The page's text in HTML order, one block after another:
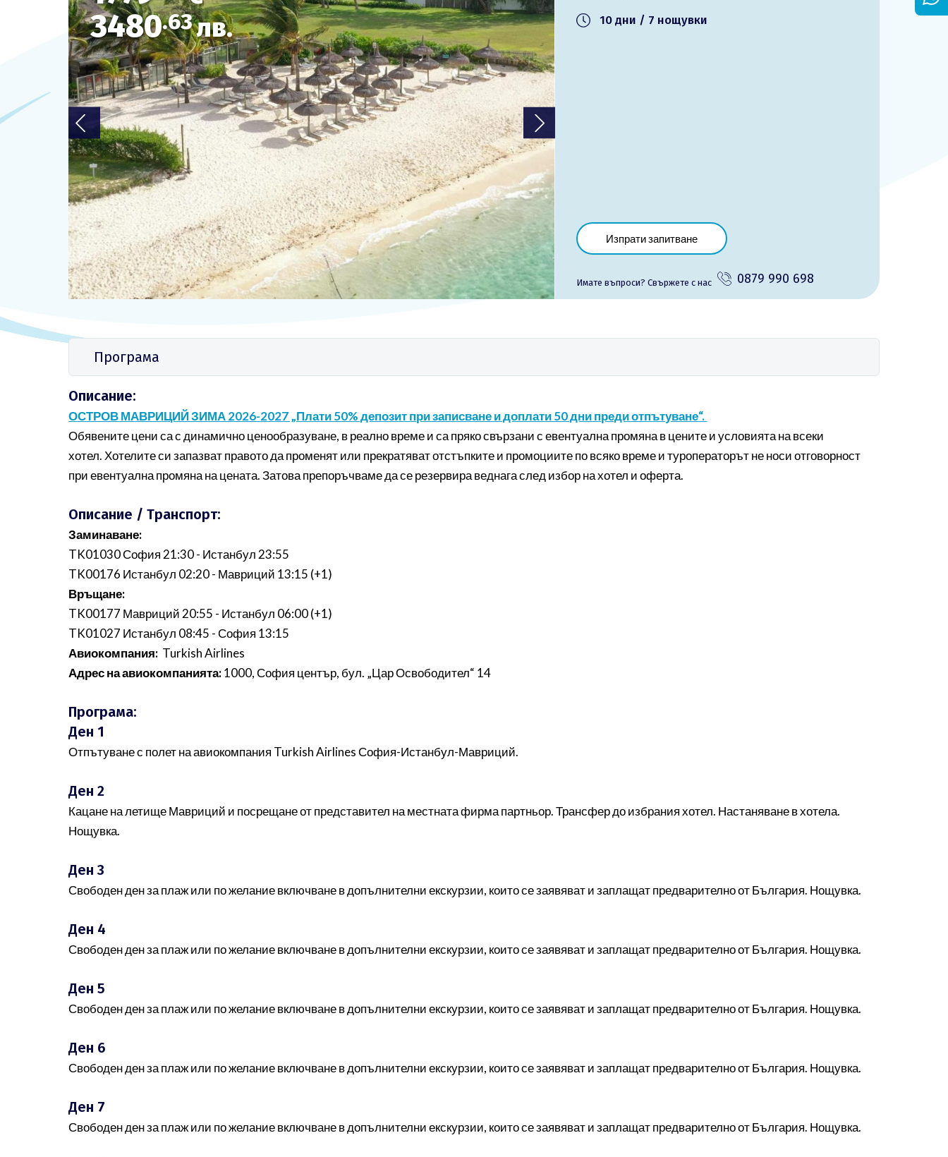
ОЩЕ
За нас - Ivi Travel
Лиценз
Банкова сметка
Общи условия
Политика за поверителност
Контакти
0879 990 698 Запитване
3480.63лв. 10 дни / 7 нощувки
Изпрати запитване
Имате въпроси? Cвържете с нас 0879 990 698
Програма
Описание:
ОСТРОВ МАВРИЦИЙ ЗИМА 2026-2027 „Плати 50% депозит при записване и доплати 50 дни преди отпътуване“.
Обявените цени са с динамично ценообразуване, в реално време и са пряко свързани с евентуална промяна в цените и условията на всеки
хотел. Хотелите си запазват правото да променят или прекратяват отстъпките и промоциите по всяко време и туроператорът не носи отговорност
при евентуална промяна на цената. Затова препоръчваме да се резервира веднага след избор на хотел и оферта.
Описание / Транспорт:
Заминаване:
TK01030 София 21:30 - Истанбул 23:55
TK00176 Истанбул 02:20 - Мавриций 13:15 (+1)
Връщане:
TK00177 Мавриций 20:55 - Истанбул 06:00 (+1)
TK01027 Истанбул 08:45 - София 13:15
Авиокомпания: Turkish Airlines
Адрес на авиокомпанията:1000, София център, бул. „Цар Освободител“ 14
Програма:
Ден 1
Отпътуване с полет на авиокомпания Turkish Airlines София-Истанбул-Мавриций.
Ден 2
Кацане на летище Мавриций и посрещане от представител на местната фирма партньор. Трансфер до избрания хотел. Настаняване в хотела.
Нощувка.
Ден 3
Свободен ден за плаж или по желание включване в допълнителни екскурзии, които се заявяват и заплащат предварително от България. Нощувка.
Ден 4
Свободен ден за плаж или по желание включване в допълнителни екскурзии, които се заявяват и заплащат предварително от България. Нощувка.
Ден 5
Свободен ден за плаж или по желание включване в допълнителни екскурзии, които се заявяват и заплащат предварително от България. Нощувка.
Ден 6
Свободен ден за плаж или по желание включване в допълнителни екскурзии, които се заявяват и заплащат предварително от България. Нощувка.
Ден 7
Свободен ден за плаж или по желание включване в допълнителни екскурзии, които се заявяват и заплащат предварително от България. Нощувка.